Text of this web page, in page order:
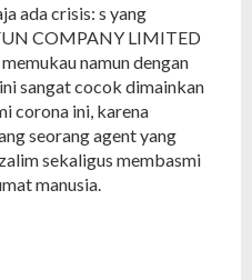
ada crisis: s yang
COMPANY LIMITED
namun dengan
sangat cocok dimainkan
corona ini, karena
seorang agent yang
sekaligus membasmi
manusia.